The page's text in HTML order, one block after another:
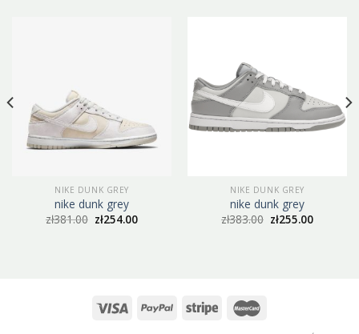
NIKE DUNK GREY
nike dunk grey
zł381.00 zł254.00
NIKE DUNK GREY
nike dunk grey
zł383.00 zł255.00